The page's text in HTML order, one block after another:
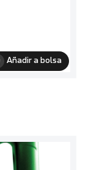
Añadir a bolsa